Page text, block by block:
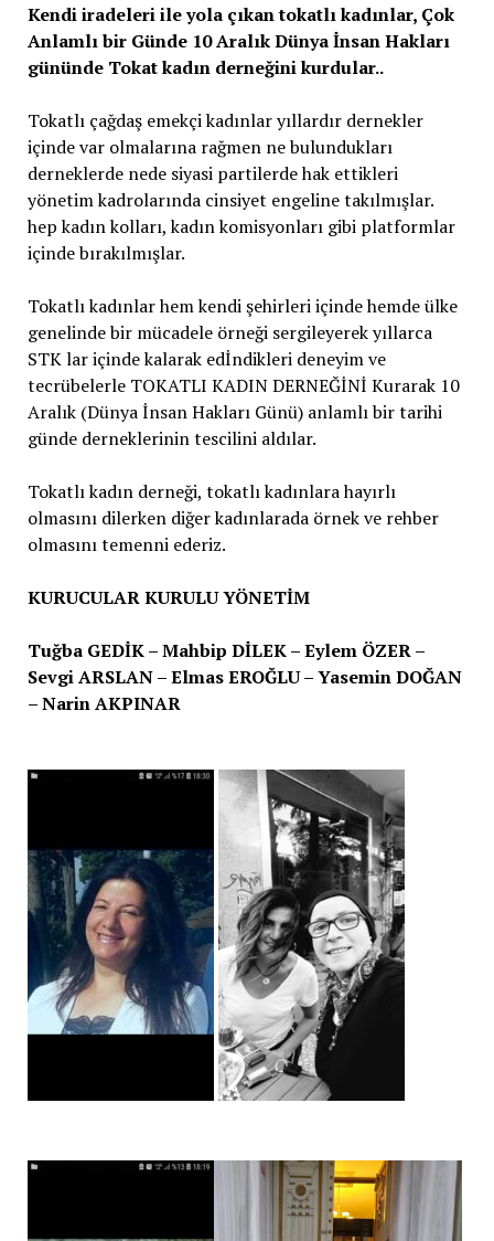
Kendi iradeleri ile yola çıkan tokatlı kadınlar, Çok
Anlamlı bir Günde 10 Aralık Dünya İnsan Hakları
gününde Tokat kadın derneğini kurdular..
Tokatlı çağdaş emekçi kadınlar yıllardır dernekler
içinde var olmalarına rağmen ne bulundukları
derneklerde nede siyasi partilerde hak ettikleri
yönetim kadrolarında cinsiyet engeline takılmışlar.
hep kadın kolları, kadın komisyonları gibi platformlar
içinde bırakılmışlar.
Tokatlı kadınlar hem kendi şehirleri içinde hemde ülke
genelinde bir mücadele örneği sergileyerek yıllarca
STK lar içinde kalarak edİndikleri deneyim ve
tecrübelerle TOKATLI KADIN DERNEĞİNİ Kurarak 10
Aralık (Dünya İnsan Hakları Günü) anlamlı bir tarihi
günde derneklerinin tescilini aldılar.
Tokatlı kadın derneği, tokatlı kadınlara hayırlı
olmasını dilerken diğer kadınlarada örnek ve rehber
olmasını temenni ederiz.
KURUCULAR KURULU YÖNETİM
Tuğba GEDİK – Mahbip DİLEK – Eylem ÖZER –
Sevgi ARSLAN – Elmas EROĞLU – Yasemin DOĞAN
– Narin AKPINAR